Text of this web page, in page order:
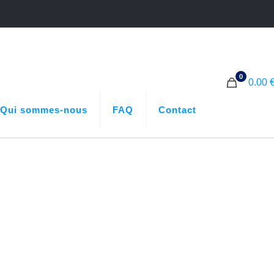
Qui sommes-nous FAQ Contact
0
0.00